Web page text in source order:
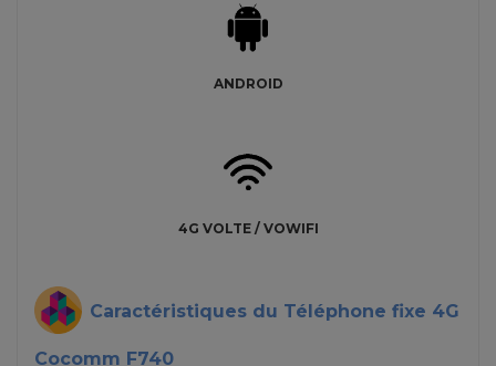
ANDROID
4G VOLTE / VOWIFI
Caractéristiques du Téléphone fixe 4G
Cocomm F740